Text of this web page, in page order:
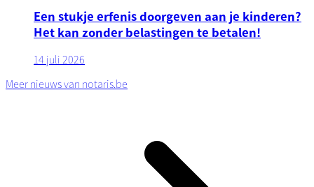
Een stukje erfenis doorgeven aan je kinderen?
Het kan zonder belastingen te betalen!
14 juli 2026
Meer nieuws van notaris.be